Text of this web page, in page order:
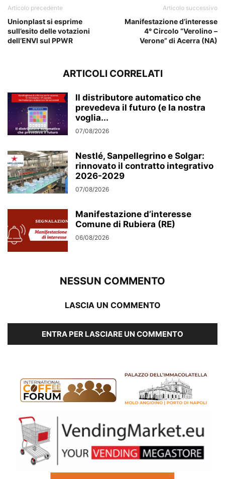
Articolo precedente
Unionplast si esprime
sull’esito delle votazioni
dell’ENVI sul PPWR
Articolo successivo
Manifestazione d’interesse
4° Circolo “Verolino –
Verone” di Acerra (NA)
ARTICOLI CORRELATI
Il distributore automatico che
prevedeva il futuro (e la nostra
voglia...
07/08/2026
Nestlé, Sanpellegrino e Solgar:
rinnovato il contratto integrativo
2026-2029
07/08/2026
Manifestazione d’interesse
Comune di Rubiera (RE)
06/08/2026
NESSUN COMMENTO
LASCIA UN COMMENTO
ENTRA PER LASCIARE UN COMMENTO